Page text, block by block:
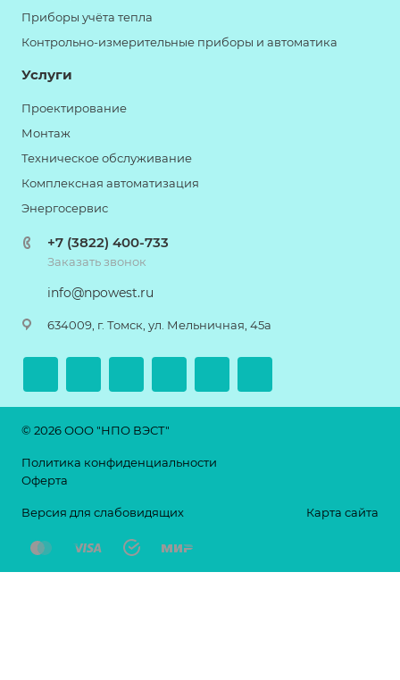
Приборы учёта тепла
Контрольно-измерительные приборы и автоматика
Услуги
Проектирование
Монтаж
Техническое обслуживание
Комплексная автоматизация
Энергосервис
+7 (3822) 400-733
Заказать звонок
info@npowest.ru
634009, г. Томск, ул. Мельничная, 45а
© 2026 ООО "НПО ВЭСТ"
Политика конфиденциальности
Оферта
Версия для слабовидящих Карта сайта